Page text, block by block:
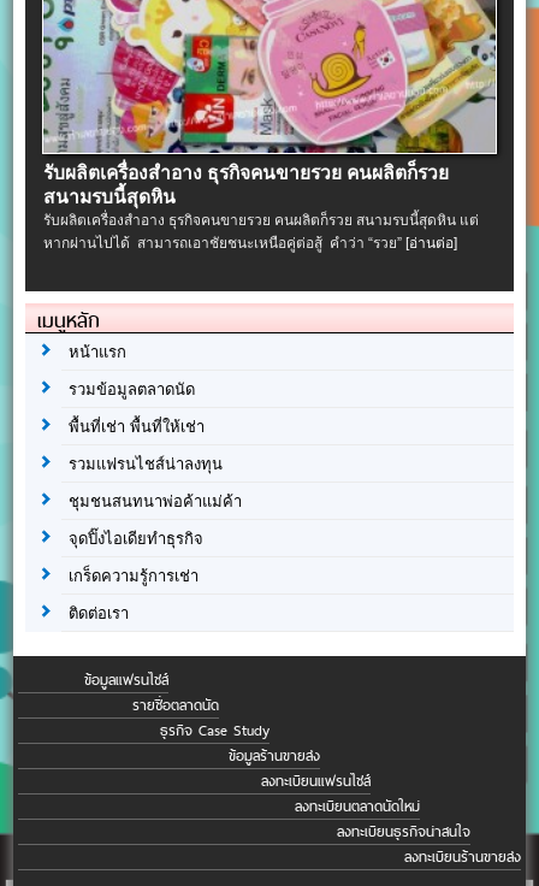
รับผลิตเครื่องสําอาง ธุรกิจคนขายรวย คนผลิตก็รวย
สนามรบนี้สุดหิน
รับผลิตเครื่องสําอาง ธุรกิจคนขายรวย คนผลิตก็รวย สนามรบนี้สุดหิน แต่
หากผ่านไปได้ สามารถเอาชัยชนะเหนือคู่ต่อสู้ คำว่า “รวย”[อ่านต่อ]
เมนูหลัก
หน้าแรก
รวมข้อมูลตลาดนัด
พื้นที่เช่า พื้นที่ให้เช่า
รวมแฟรนไชส์น่าลงทุน
ชุมชนสนทนาพ่อค้าแม่ค้า
จุดปิ๊งไอเดียทำธุรกิจ
เกร็ดความรู้การเช่า
ติดต่อเรา
ข้อมูลแฟรนไชส์
รายชื่อตลาดนัด
ธุรกิจ Case Study
ข้อมูลร้านขายส่ง
ลงทะเบียนแฟรนไชส์
ลงทะเบียนตลาดนัดใหม่
ลงทะเบียนธุรกิจน่าสนใจ
ลงทะเบียนร้านขายส่ง